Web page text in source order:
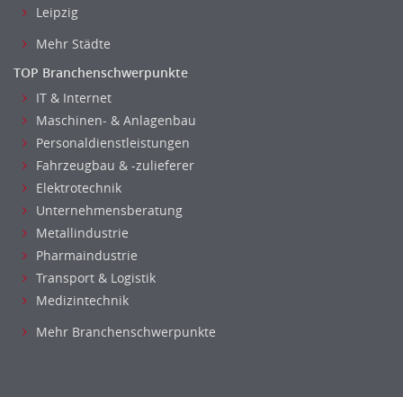
Leipzig
Mehr Städte
TOP Branchenschwerpunkte
IT & Internet
Maschinen- & Anlagenbau
Personaldienstleistungen
Fahrzeugbau & -zulieferer
Elektrotechnik
Unternehmensberatung
Metallindustrie
Pharmaindustrie
Transport & Logistik
Medizintechnik
Mehr Branchenschwerpunkte